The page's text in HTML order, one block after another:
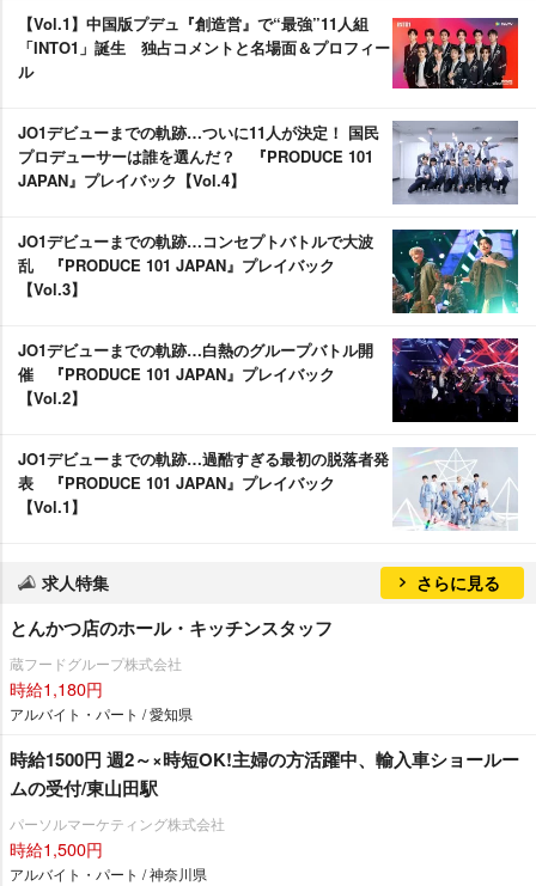
【Vol.1】中国版プデュ『創造営』で“最強”11人組
「INTO1」誕生 独占コメントと名場面＆プロフィー
ル
JO1デビューまでの軌跡…ついに11人が決定！ 国民
プロデューサーは誰を選んだ？ 『PRODUCE 101
JAPAN』プレイバック【Vol.4】
JO1デビューまでの軌跡…コンセプトバトルで大波
乱 『PRODUCE 101 JAPAN』プレイバック
【Vol.3】
JO1デビューまでの軌跡…白熱のグループバトル開
催 『PRODUCE 101 JAPAN』プレイバック
【Vol.2】
JO1デビューまでの軌跡…過酷すぎる最初の脱落者発
表 『PRODUCE 101 JAPAN』プレイバック
【Vol.1】
求人特集 さらに見る
とんかつ店のホール・キッチンスタッフ
蔵フードグループ株式会社
時給1,180円
アルバイト・パート / 愛知県
時給1500円 週2～×時短OK!主婦の方活躍中、輸入車ショールー
ムの受付/東山田駅
パーソルマーケティング株式会社
時給1,500円
アルバイト・パート / 神奈川県